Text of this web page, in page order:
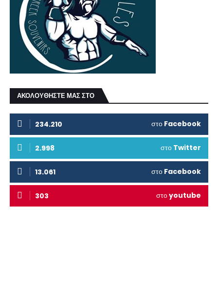
ΑΚΟΛΟΥΘΗΣΤΕ ΜΑΣ ΣΤΟ
234.210 στο Facebook
2.998 στο Twitter
13.061 στο Facebook
303 στοyoutube